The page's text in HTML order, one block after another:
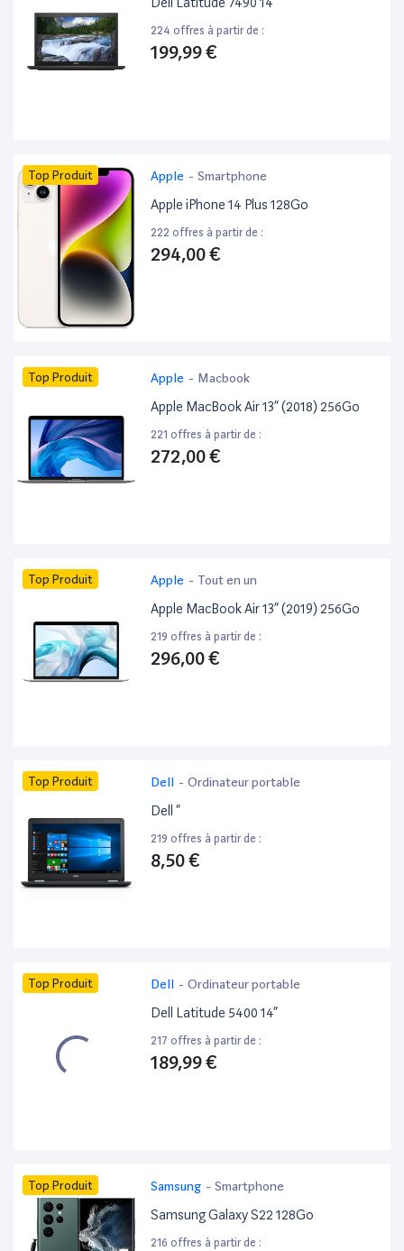
224 offres à partir de :
199,99 €
Top Produit Apple - Smartphone
Apple iPhone 14 Plus 128Go
222 offres à partir de :
294,00 €
Top Produit Apple - Macbook
Apple MacBook Air 13” (2018) 256Go
221 offres à partir de :
272,00 €
Top Produit Apple - Tout en un
Apple MacBook Air 13” (2019) 256Go
219 offres à partir de :
296,00 €
Top Produit Dell - Ordinateur portable
Dell ”
219 offres à partir de :
8,50 €
Top Produit Dell - Ordinateur portable
Dell Latitude 5400 14”
217 offres à partir de :
189,99 €
Top Produit Samsung - Smartphone
Samsung Galaxy S22 128Go
216 offres à partir de :